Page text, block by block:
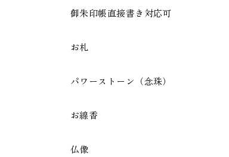
御朱印帳直接書き対応可
お札
パワーストーン（念珠）
お線香
仏像